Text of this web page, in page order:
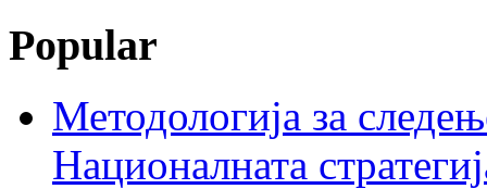
Popular
Методологија за
Националната